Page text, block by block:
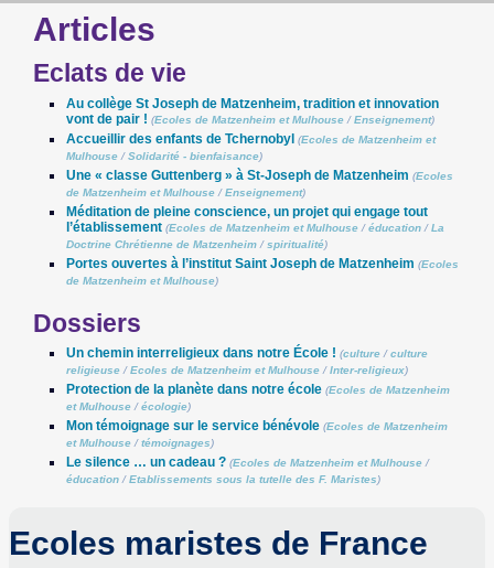
Articles
Eclats de vie
Au collège St Joseph de Matzenheim, tradition et innovation
vont de pair ! (Ecoles de Matzenheim et Mulhouse /Enseignement)
Accueillir des enfants de Tchernobyl (Ecoles de Matzenheim et
Mulhouse /Solidarité - bienfaisance)
Une « classe Guttenberg » à St-Joseph de Matzenheim (Ecoles
de Matzenheim et Mulhouse /Enseignement)
Méditation de pleine conscience, un projet qui engage tout
l’établissement (Ecoles de Matzenheim et Mulhouse /éducation /La
Doctrine Chrétienne de Matzenheim /spiritualité)
Portes ouvertes à l’institut Saint Joseph de Matzenheim (Ecoles
de Matzenheim et Mulhouse)
Dossiers
Un chemin interreligieux dans notre École ! (culture /culture
religieuse /Ecoles de Matzenheim et Mulhouse /Inter-religieux)
Protection de la planète dans notre école (Ecoles de Matzenheim
et Mulhouse /écologie)
Mon témoignage sur le service bénévole (Ecoles de Matzenheim
et Mulhouse /témoignages)
Le silence … un cadeau ? (Ecoles de Matzenheim et Mulhouse /
éducation /Etablissements sous la tutelle des F. Maristes)
Ecoles maristes de France